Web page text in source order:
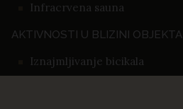
Infracrvena sauna
AKTIVNOSTI U BLIZINI OBJEKTA
Iznajmljivanje bicikala